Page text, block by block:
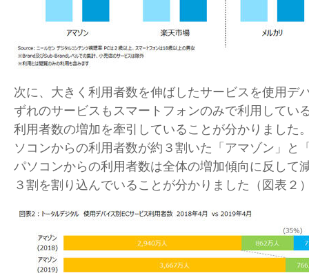
次に、大きく利用者数を伸ばしたサービスを使用デ
ずれのサービスもスマートフォンのみで利用してい
利用者数の増加を牽引していることが分かりました
ソコンからの利用者数が約３割いた「アマゾン」と
パソコンからの利用者数は全体の増加傾向に反して
３割を割り込んでいることが分かりました（図表２